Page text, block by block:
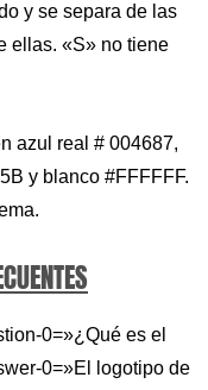
y se separa de las
ellas. «S» no tiene
azul real # 004687,
y blanco #FFFFFF.
0=»¿Qué es el
0=»El logotipo de